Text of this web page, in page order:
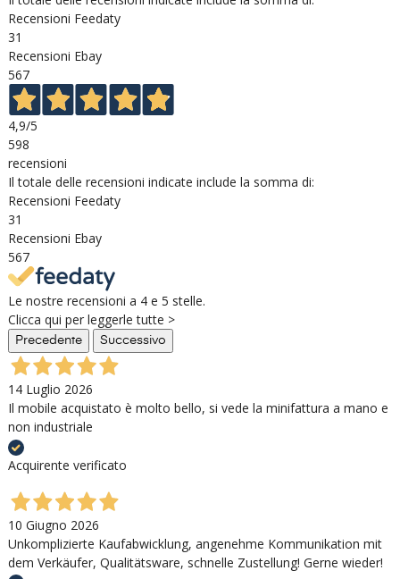
Recensioni Feedaty
31
Recensioni Ebay
567
4,9/5
598
recensioni
Il totale delle recensioni indicate include la somma di:
Recensioni Feedaty
31
Recensioni Ebay
567
Le nostre recensioni a 4 e 5 stelle.
Clicca qui per leggerle tutte >
Precedente Successivo
14 Luglio 2026
Il mobile acquistato è molto bello, si vede la minifattura a mano e
non industriale
Acquirente verificato
10 Giugno 2026
Unkomplizierte Kaufabwicklung, angenehme Kommunikation mit
dem Verkäufer, Qualitätsware, schnelle Zustellung! Gerne wieder!